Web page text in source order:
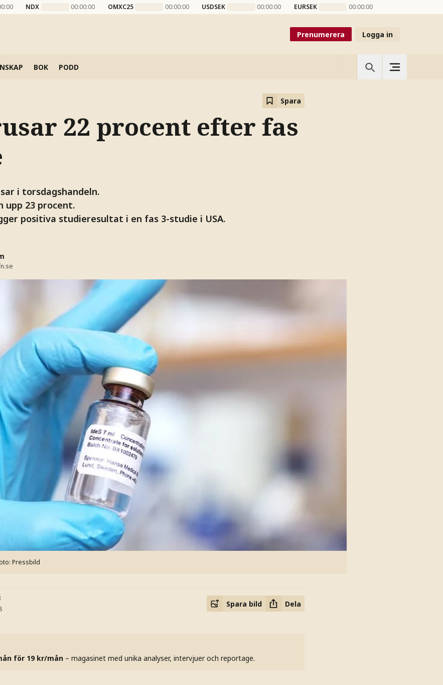
NDX 00:00:00 OMXC25 00:00:00 USDSEK 00:00:00 EURSEK 00:00:00
Prenumerera Logga in
BOK PODD
Spara
22 procent efter fas
i torsdagshandeln.
upp 23 procent.
positiva studieresultat i en fas 3-studie i USA.
Pressbild
Spara bild Dela
för 19 kr/mån – magasinet med unika analyser, intervjuer och reportage.